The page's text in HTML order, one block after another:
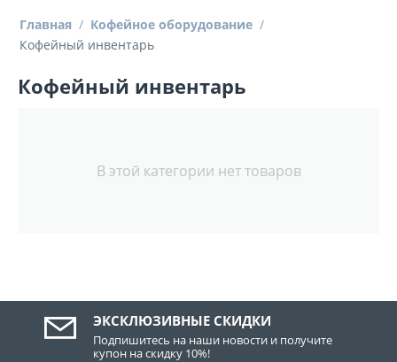
Главная / Кофейное оборудование /
Кофейный инвентарь
Кофейный инвентарь
В этой категории нет товаров
ЭКСКЛЮЗИВНЫЕ СКИДКИ
Подпишитесь на наши новости и получите
купон на скидку 10%!